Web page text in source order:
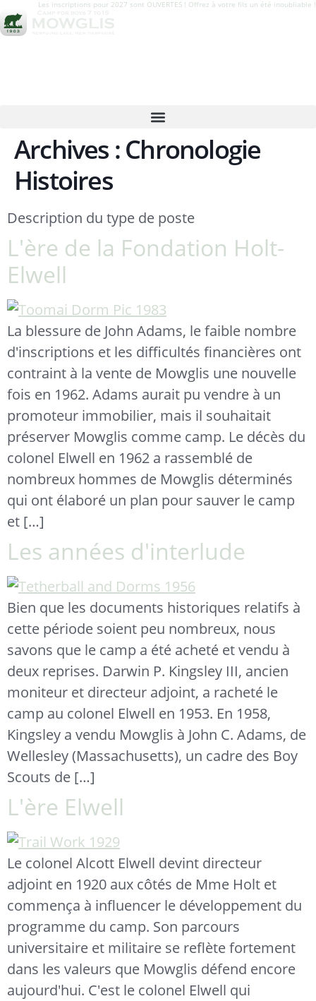
Les inscriptions pour 2027 sont OUVERTES ! Offrez à votre fils un été inoubliable !
Archives :Chronologie
Histoires
Description du type de poste
L'ère de la Fondation Holt-
Elwell
La blessure de John Adams, le faible nombre
d'inscriptions et les difficultés financières ont
contraint à la vente de Mowglis une nouvelle
fois en 1962. Adams aurait pu vendre à un
promoteur immobilier, mais il souhaitait
préserver Mowglis comme camp. Le décès du
colonel Elwell en 1962 a rassemblé de
nombreux hommes de Mowglis déterminés
qui ont élaboré un plan pour sauver le camp
et […]
Les années d'interlude
Bien que les documents historiques relatifs à
cette période soient peu nombreux, nous
savons que le camp a été acheté et vendu à
deux reprises. Darwin P. Kingsley III, ancien
moniteur et directeur adjoint, a racheté le
camp au colonel Elwell en 1953. En 1958,
Kingsley a vendu Mowglis à John C. Adams, de
Wellesley (Massachusetts), un cadre des Boy
Scouts de […]
L'ère Elwell
Le colonel Alcott Elwell devint directeur
adjoint en 1920 aux côtés de Mme Holt et
commença à influencer le développement du
programme du camp. Son parcours
universitaire et militaire se reflète fortement
dans les valeurs que Mowglis défend encore
aujourd'hui. C'est le colonel Elwell qui